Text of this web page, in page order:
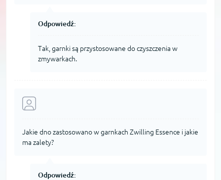
Odpowiedź:
Tak, garnki są przystosowane do czyszczenia w
zmywarkach.
Jakie dno zastosowano w garnkach Zwilling Essence i jakie
ma zalety?
Odpowiedź: